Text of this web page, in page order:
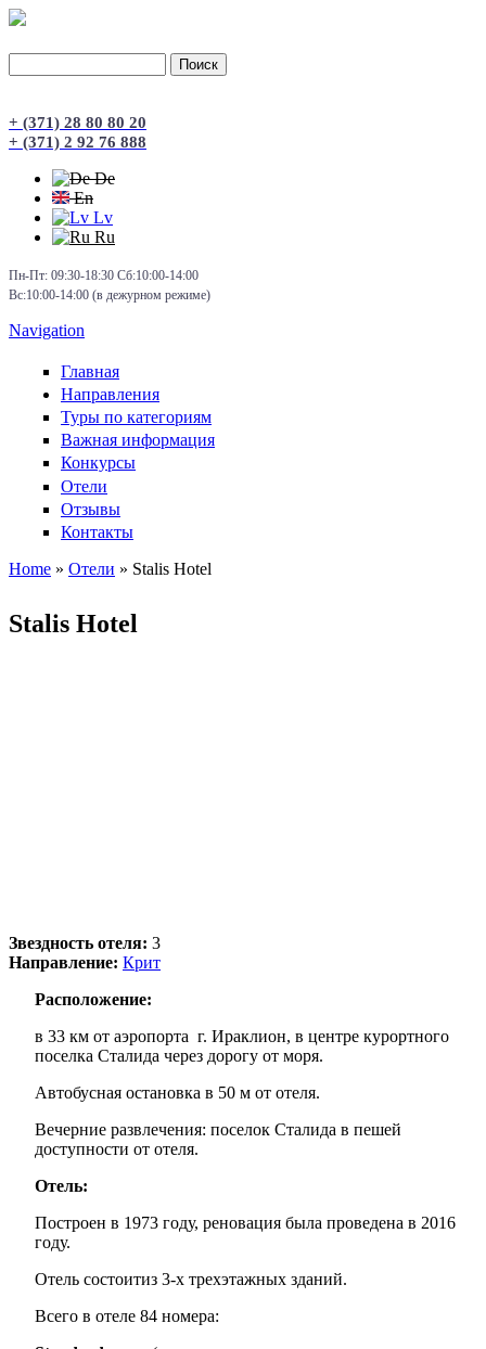
+ (371) 28 80 80 20
+ (371) 2 92 76 888
De
En
Lv
Ru
Пн-Пт: 09:30-18:30 Сб:10:00-14:00
Вс:10:00-14:00 (в дежурном режиме)
Navigation
Главная
Направления
Туры по категориям
Важная информация
Конкурсы
Отели
Отзывы
Контакты
Home » Отели » Stalis Hotel
Stalis Hotel
Звездность отеля: 3
Направление: Крит
Расположение:
в 33 км от аэропорта г. Ираклион, в центре курортного
поселка Сталида через дорогу от моря.
Автобусная остановка в 50 м от отеля.
Вечерние развлечения: поселок Сталида в пешей
доступности от отеля.
Отель:
Построен в 1973 году, реновация была проведена в 2016
году.
Отель состоитиз 3-х трехэтажных зданий.
Всего в отеле 84 номера: